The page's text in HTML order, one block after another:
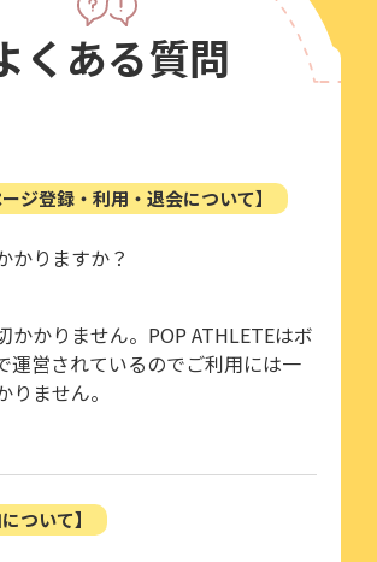
くある質問
ージ登録・利用・退会について】
かりますか？
かかりません。POP ATHLETEはボ
運営されているのでご利用には一
ません。
ついて】